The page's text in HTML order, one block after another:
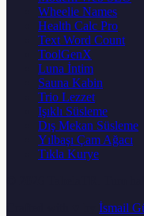
Wheelie Names
Health Calc Pro
Text Word Count
ToolGenX
Luna İntim
Sauna Kabin
Trio Lezzet
Işıklı Süsleme
Dış Mekan Süsleme
Yılbaşı Çam Ağacı
Tıkla Kurye
İsmail